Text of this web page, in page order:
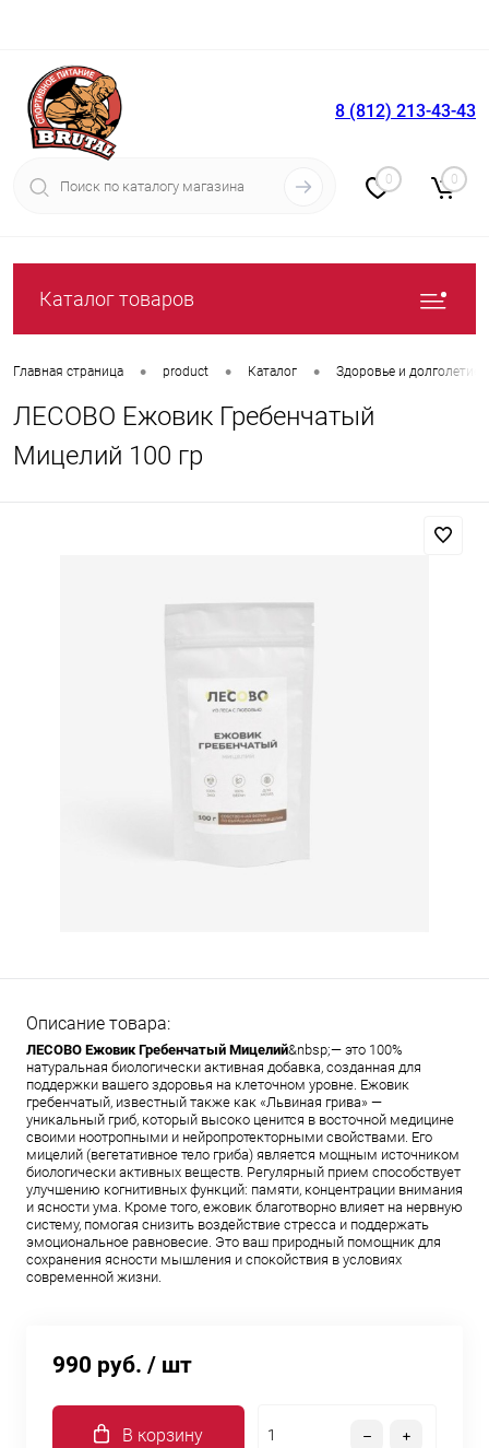
Вход Регистрация
8 (812) 213-43-43
0 0
Каталог товаров
Главная страница • product • Каталог • Здоровье и долголетие
ЛЕСОВО Ежовик Гребенчатый
Мицелий 100 гр
Описание товара:
ЛЕСОВО Ежовик Гребенчатый Мицелий&nbsp;— это 100%
натуральная биологически активная добавка, созданная для
поддержки вашего здоровья на клеточном уровне. Ежовик
гребенчатый, известный также как «Львиная грива» —
уникальный гриб, который высоко ценится в восточной медицине
своими ноотропными и нейропротекторными свойствами. Его
мицелий (вегетативное тело гриба) является мощным источником
биологически активных веществ. Регулярный прием способствует
улучшению когнитивных функций: памяти, концентрации внимания
и ясности ума. Кроме того, ежовик благотворно влияет на нервную
систему, помогая снизить воздействие стресса и поддержать
эмоциональное равновесие. Это ваш природный помощник для
сохранения ясности мышления и спокойствия в условиях
современной жизни.
990 руб. / шт
В корзину